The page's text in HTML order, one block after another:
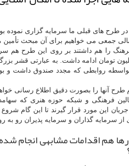
های قبلی ما سرمایه گزاری نموده
جمعی می خواهیم برای آن مبحث تأمین
را هم داشتند بر روی این طرح هم
گذاری حتی با مبالغ کم و زیاد از ۵۰۰ هزار تومان آغاز شد تا ۲۰۰ میلیون تومان ادامه
روابطی که مجدد صندوق داشت و
آنها را بصورت دقیق اطلاع رسانی
فرهنگی و شبکه حوزه هنری که
این مورد قرار گیرند تا این گام شروع
از سرمایه گذاران و سرمایه پذیران رو به
هم اقدامات مشابهی انجام